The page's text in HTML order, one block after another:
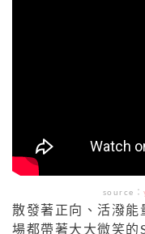
source：
散發著正向、活潑能
場都帶著大大微笑的